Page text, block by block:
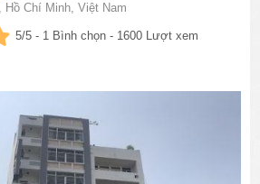
Chí Minh, Việt Nam
5/5 - 1 Bình chọn - 1600 Lượt xem